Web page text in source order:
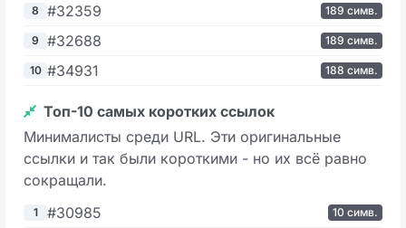
8 #32359 189 симв.
9 #32688 189 симв.
10 #34931 188 симв.
Топ-10 самых коротких ссылок
Минималисты среди URL. Эти оригинальные
ссылки и так были короткими - но их всё равно
сокращали.
1 #30985 10 симв.